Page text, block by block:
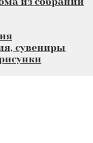
сувениры